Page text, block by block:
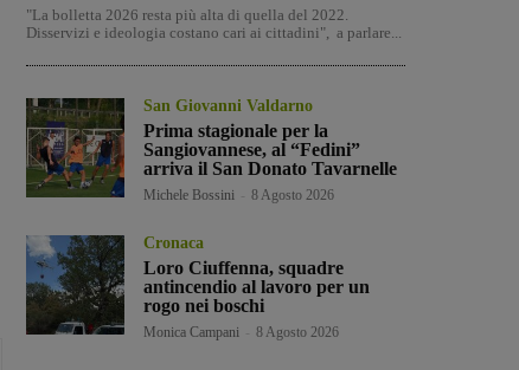
"La bolletta 2026 resta più alta di quella del 2022.
Disservizi e ideologia costano cari ai cittadini", a parlare...
San Giovanni Valdarno
Prima stagionale per la
Sangiovannese, al “Fedini”
arriva il San Donato Tavarnelle
Michele Bossini 8 Agosto 2026
Cronaca
Loro Ciuffenna, squadre
antincendio al lavoro per un
rogo nei boschi
Monica Campani 8 Agosto 2026